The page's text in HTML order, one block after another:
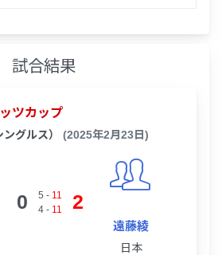
試合結果
ツカップ
グルス） (2025年2月23日)
0 5 - 11
4- 11 2
遠藤綾
日本